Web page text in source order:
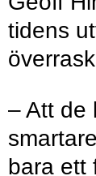
tidens
– Att de
bara ett